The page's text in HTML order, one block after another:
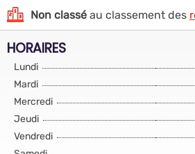
Non classé au classement des
HORAIRES
Lundi
Mardi
Mercredi
Jeudi
Vendredi